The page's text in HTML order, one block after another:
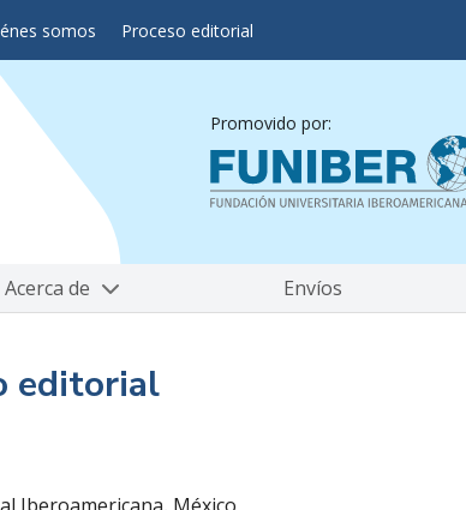
somos Proceso editorial
Promovido por:
Acerca de Envíos
editorial